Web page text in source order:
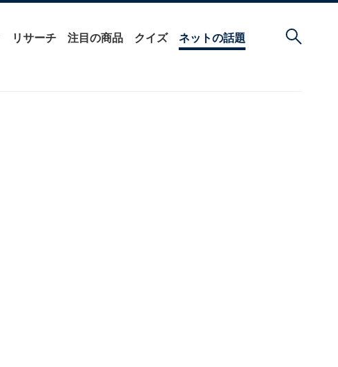
リサーチ 注目の商品 クイズ ネットの話題